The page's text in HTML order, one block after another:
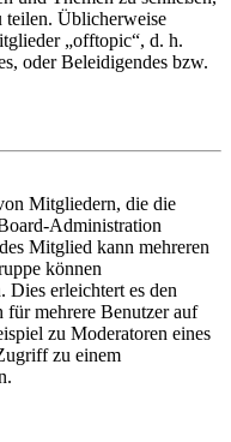
teilen. Üblicherweise
„offtopic“, d. h.
oder Beleidigendes bzw.
Mitgliedern, die die
Administration
Mitglied kann mehreren
können
Dies erleichtert es den
mehrere Benutzer auf
zu Moderatoren eines
zu einem